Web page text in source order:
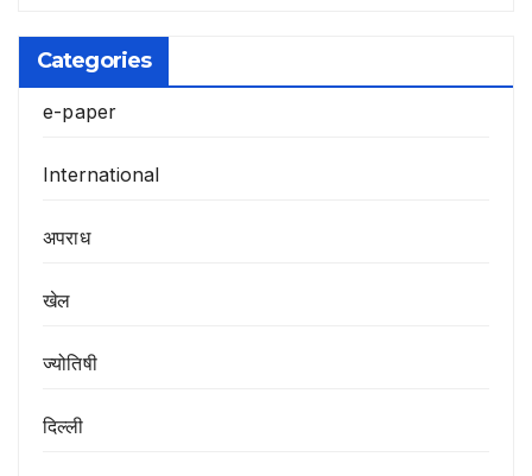
Categories
e-paper
International
अपराध
खेल
ज्योतिषी
दिल्ली